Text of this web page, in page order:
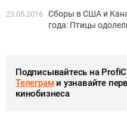
23.05.2016 Сборы в США и
года: Птицы
Подписывайтесь на
Телеграми узнавайте
кинобизнеса